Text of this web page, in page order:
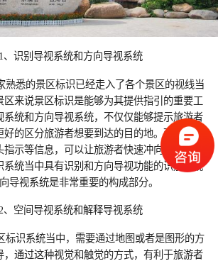
1、识别导视系统和方向导视系统
熟悉的景区标识已经走入了各个景区的视线当
区来说景区标识是能够为其提供指引的重要工
系统和方向导视系统，不仅仅能够提示旅游者
的区分旅游者想要到达的目的地。而且通过
指示等信息，可以让旅游者快速冲向特定的场
系统当中具有识别和方向导视功能的识别导视
导视系统是非常重要的构成部分。
、空间导视系统和解释导视系统
标识系统当中，需要通过地图或者是图形的方
，通过这种视觉和触觉的方式，有利于旅游者